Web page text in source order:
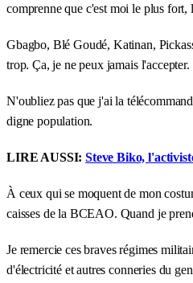
comprenne que c'est moi le plus
Gbagbo, Blé Goudé, Katinan,
trop. Ça, je ne peux jamais l'accepter.
N'oubliez pas que j'ai la
digne population.
LIRE AUSSI:Steve Biko,
À ceux qui se moquent de mon
caisses de la BCEAO. Quand je
Je remercie ces braves régimes
d'électricité et autres conneries du